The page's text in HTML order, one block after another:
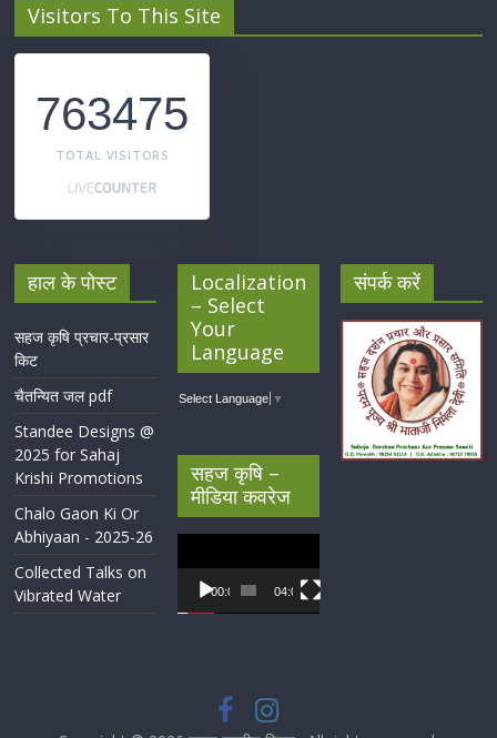
Visitors To This Site
763475
TOTAL VISITORS
हाल के पोस्ट
सहज कृषि प्रचार-प्रसार
किट
चैतन्यित जल pdf
Standee Designs @
2025 for Sahaj
Krishi Promotions
Chalo Gaon Ki Or
Abhiyaan - 2025-26
Collected Talks on
Vibrated Water
Localization
– Select
Your
Language
Select Language ▼
सहज कृषि –
मीडिया कवरेज
Player
00:00 04:07
संपर्क करें